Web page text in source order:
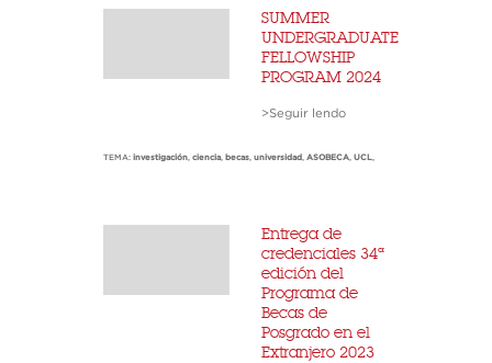
SUMMER
UNDERGRADUATE
FELLOWSHIP
PROGRAM 2024
>Seguir lendo
TEMA: investigación, ciencia, becas, universidad, ASOBECA, UCL,
Entrega de
credenciales 34ª
edición del
Programa de
Becas de
Posgrado en el
Extranjero 2023